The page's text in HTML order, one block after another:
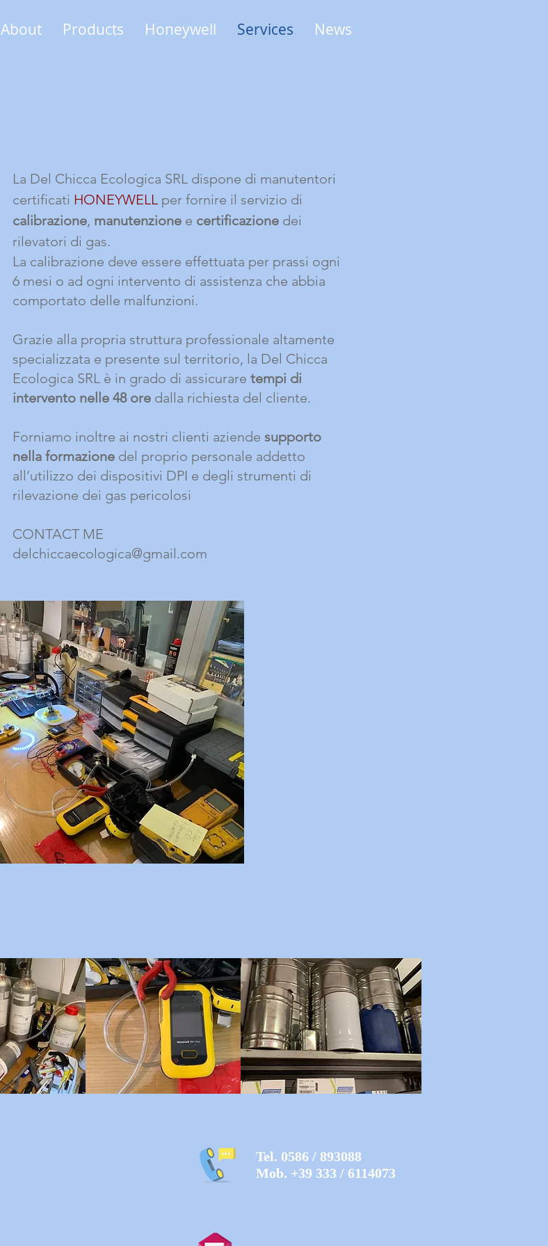
About Products Honeywell Services News
La Del Chicca Ecologica SRL dispone di manutentori
certificati HONEYWELL per fornire il servizio di
calibrazione, manutenzione e certificazione dei
rilevatori di gas.
La calibrazione deve essere effettuata per prassi ogni
6 mesi o ad ogni intervento di assistenza che abbia
comportato delle malfunzioni.
Grazie alla propria struttura professionale altamente
specializzata e presente sul territorio, la Del Chicca
Ecologica SRL è in grado di assicurare tempi di
intervento nelle 48 ore dalla richiesta del cliente.
Forniamo inoltre ai nostri clienti aziende supporto
nella formazione del proprio personale addetto
all’utilizzo dei dispositivi DPI e degli strumenti di
rilevazione dei gas pericolosi
CONTACT ME
delchiccaecologica@gmail.com
Tel. 0586 / 893088
Mob. +39 333 / 6114073